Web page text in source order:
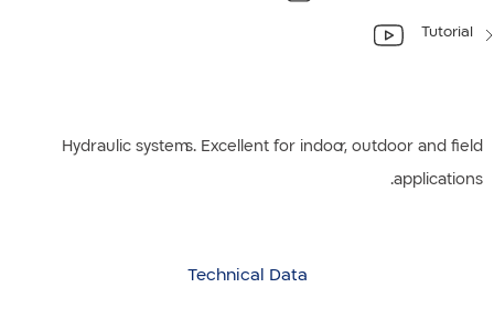
Tutorial
Hydraulic systems. Excellent for indoor, outdoor and field
applications.
Technical Data